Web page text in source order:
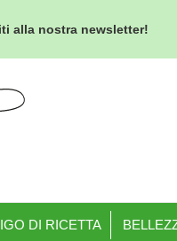
alla nostra newsletter!
DI RICETTA